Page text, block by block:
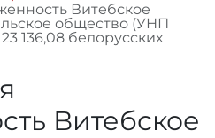
Витебское
общество (УНП
136,08 белорусских
Витебское